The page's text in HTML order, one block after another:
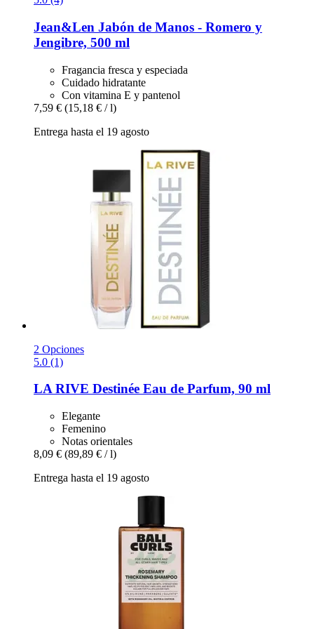
Jean&Len Jabón de Manos -​ Romero y
Jengibre, 500 ml
Fragancia fresca y especiada
Cuidado hidratante
Con vitamina E y pantenol
7,59 € (15,18 € / l)
Entrega hasta el 19 agosto
2 Opciones
5.0 (1)
LA RIVE Destinée Eau de Parfum, 90 ml
Elegante
Femenino
Notas orientales
8,09 € (89,89 € / l)
Entrega hasta el 19 agosto